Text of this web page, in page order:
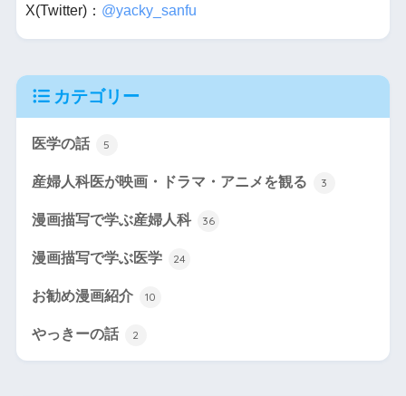
X(Twitter)： @yacky_sanfu
カテゴリー
医学の話 5
産婦人科医が映画・ドラマ・アニメを観る 3
漫画描写で学ぶ産婦人科 36
漫画描写で学ぶ医学 24
お勧め漫画紹介 10
やっきーの話 2